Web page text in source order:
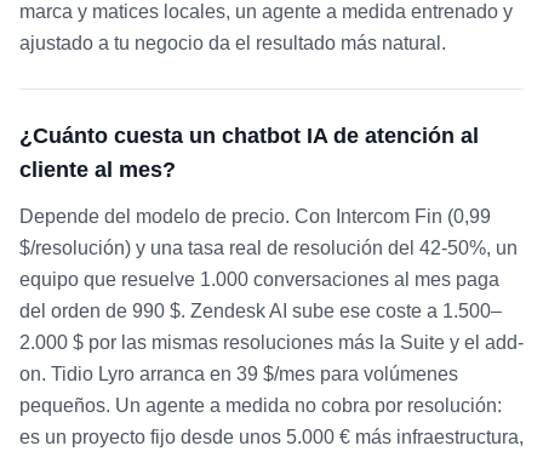
marca y matices locales, un agente a medida entrenado y
ajustado a tu negocio da el resultado más natural.
¿Cuánto cuesta un chatbot IA de atención al
cliente al mes?
Depende del modelo de precio. Con Intercom Fin (0,99
$/resolución) y una tasa real de resolución del 42-50%, un
equipo que resuelve 1.000 conversaciones al mes paga
del orden de 990 $. Zendesk AI sube ese coste a 1.500–
2.000 $ por las mismas resoluciones más la Suite y el add-
on. Tidio Lyro arranca en 39 $/mes para volúmenes
pequeños. Un agente a medida no cobra por resolución:
es un proyecto fijo desde unos 5.000 € más infraestructura,